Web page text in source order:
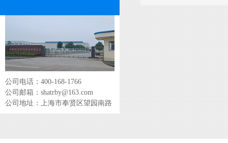
公司电话：400-168-1766
公司邮箱：shatrby@163.com
公司地址：上海市奉贤区望园南路